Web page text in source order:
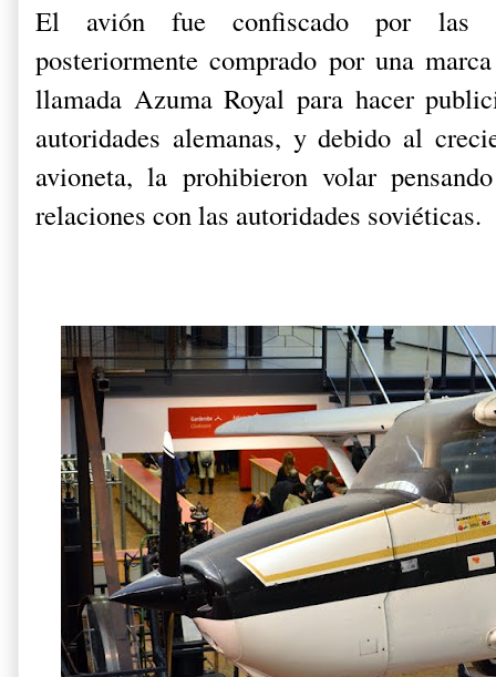
El avión fue confiscado por las
posteriormente comprado por una
llamada Azuma Royal para hacer
autoridades alemanas, y debido al
avioneta, la prohibieron volar
relaciones con las autoridades soviéticas.